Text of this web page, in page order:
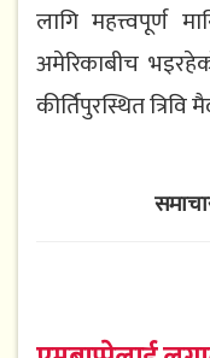
लागि महत्त्वपूर्ण
अमेरिकाबीच
कीर्तिपुरस्थित